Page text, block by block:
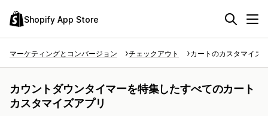
Shopify App Store
マーケティングとコンバージョン チェックアウト カートのカスタマイズ
カウントダウンタイマーを特集したすべてのカート
カスタマイズアプリ